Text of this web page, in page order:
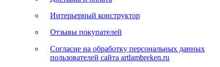
Интерьерный конструктор
Отзывы покупателей
Согласие на обработку персональных данных
пользователей сайта artlambreken.ru